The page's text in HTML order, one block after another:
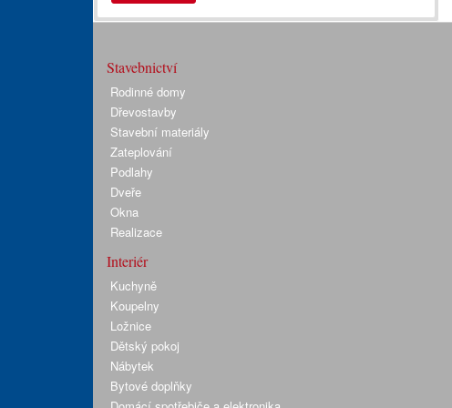
Stavebnictví
Rodinné domy
Dřevostavby
Stavební materiály
Zateplování
Podlahy
Dveře
Okna
Realizace
Interiér
Kuchyně
Koupelny
Ložnice
Dětský pokoj
Nábytek
Bytové doplňky